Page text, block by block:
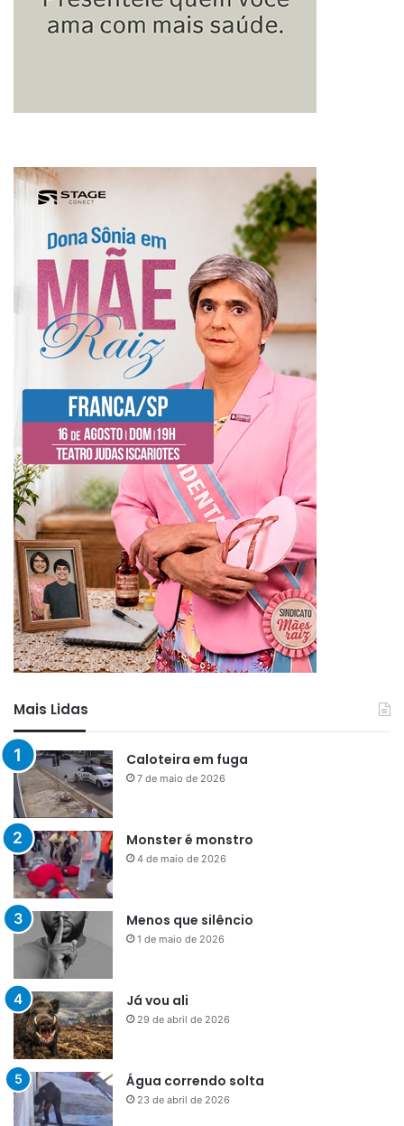
Mais Lidas
Caloteira em fuga
7 de maio de 2026
Monster é monstro
4 de maio de 2026
Menos que silêncio
1 de maio de 2026
Já vou ali
29 de abril de 2026
Água correndo solta
23 de abril de 2026